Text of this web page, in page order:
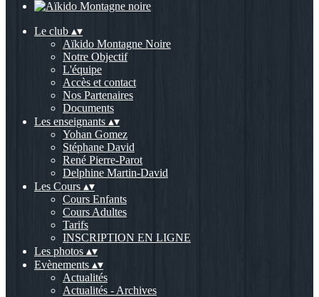
Le club ▴▾
Aïkido Montagne Noire
Notre Objectif
L'équipe
Accès et contact
Nos Partenaires
Documents
Les enseignants ▴▾
Yohan Gomez
Stéphane David
René Pierre-Parot
Delphine Martin-David
Les Cours ▴▾
Cours Enfants
Cours Adultes
Tarifs
INSCRIPTION EN LIGNE
Les photos ▴▾
Evènements ▴▾
Actualités
Actualités - Archives